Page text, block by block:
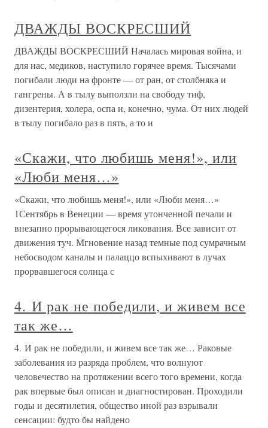
ДВАЖДЫ ВОСКРЕСШИЙ
ДВАЖДЫ ВОСКРЕСШИЙ Началась мировая война, и
для нас, медиков, наступило горячее время. Тысячами
погибали люди на фронте — от ран, от столбняка и
гангрены. А в тылу выползли на свободу тиф,
дизентерия, холера, оспа и, конечно, чума. От них людей
в тылу погибало раз в пять, а то и
«Скажи, что любишь меня!», или
«Люби меня…»
«Скажи, что любишь меня!», или «Люби меня…»
1Сентябрь в Венеции — время утонченной печали и
внезапно прорывающегося ликования. Все зависит от
движения туч. Мгновение назад темные под сумрачным
небосводом каналы и палаццо вспыхивают в лучах
прорвавшегося солнца с
4. И рак не победили, и живем все
так же…
4. И рак не победили, и живем все так же… Раковые
заболевания из разряда проблем, что волнуют
человечество на протяжении всего того времени, когда
рак впервые был описан и диагностирован. Проходили
годы и десятилетия, общество иной раз взрывали
сенсации: будто бы найдено